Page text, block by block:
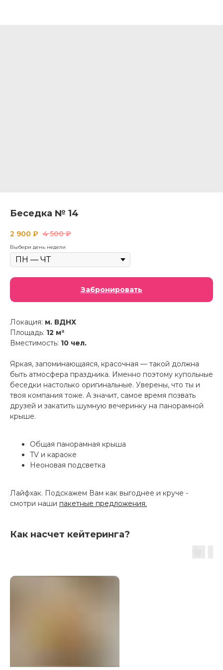
Беседка № 14
2 900 ₽ 4 500 ₽
Выбери день недели
Забронировать
Локация: м. ВДНХ
Площадь: 12 м²
Вместимость: 10 чел.
Яркая, запоминающаяся, красочная — такой должна
быть атмосфера праздника. Именно поэтому купольные
беседки настолько оригинальные. Уверены, что ты и
твоя компания тоже. А значит, самое время позвать
друзей и закатить шумную вечеринку на панорамной
крыше.
Общая панорамная крыша
TV и караоке
Неоновая подсветка
Лайфхак. Подскажем Вам как выгоднее и круче -
смотри наши пакетные предложения.
Как насчет кейтеринга?